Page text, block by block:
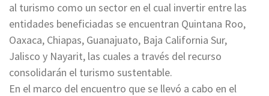
al turismo como un sector en el cual invertir entre las
entidades beneficiadas se encuentran Quintana Roo,
Oaxaca, Chiapas, Guanajuato, Baja California Sur,
Jalisco y Nayarit, las cuales a través del recurso
consolidarán el turismo sustentable.
En el marco del encuentro que se llevó a cabo en el